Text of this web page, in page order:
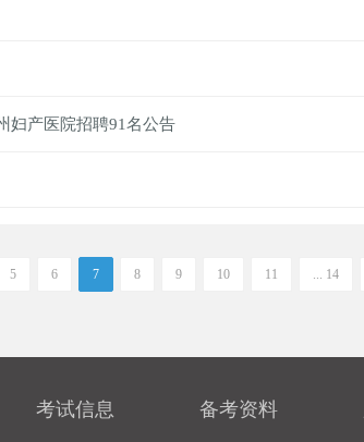
妇产医院招聘91名公告
5 6 7 8 9 10 11 ... 14
考试信息 备考资料